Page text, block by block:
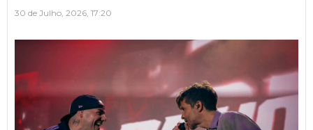
30 de Julho, 2026, 17:20